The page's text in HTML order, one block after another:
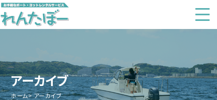
アーカイブ
ホーム アーカイブ